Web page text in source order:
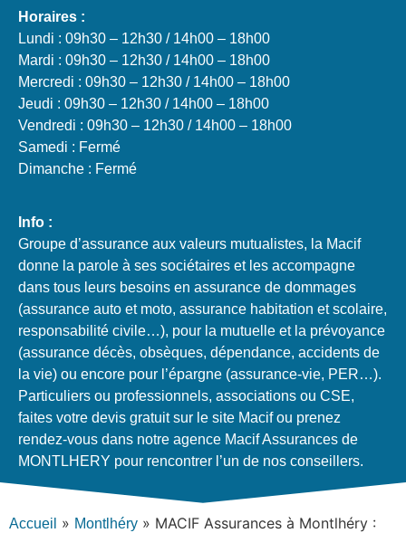
Horaires :
Lundi : 09h30 – 12h30 / 14h00 – 18h00
Mardi : 09h30 – 12h30 / 14h00 – 18h00
Mercredi : 09h30 – 12h30 / 14h00 – 18h00
Jeudi : 09h30 – 12h30 / 14h00 – 18h00
Vendredi : 09h30 – 12h30 / 14h00 – 18h00
Samedi : Fermé
Dimanche : Fermé
Info :
Groupe d’assurance aux valeurs mutualistes, la Macif
donne la parole à ses sociétaires et les accompagne
dans tous leurs besoins en assurance de dommages
(assurance auto et moto, assurance habitation et scolaire,
responsabilité civile…), pour la mutuelle et la prévoyance
(assurance décès, obsèques, dépendance, accidents de
la vie) ou encore pour l’épargne (assurance-vie, PER…).
Particuliers ou professionnels, associations ou CSE,
faites votre devis gratuit sur le site Macif ou prenez
rendez-vous dans notre agence Macif Assurances de
MONTLHERY pour rencontrer l’un de nos conseillers.
Accueil » Montlhéry » MACIF Assurances à Montlhéry :